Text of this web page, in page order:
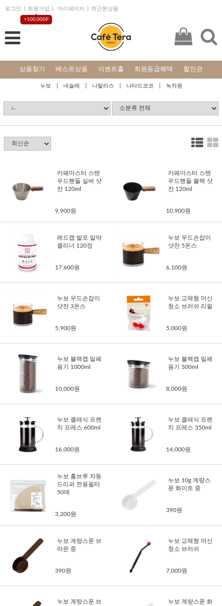
로그인 회원가입
+100,000P
마이페이지 최근본상품
상품찾기 베스트상품 이벤트홀 회원등급혜택 할인관
누보 네슬레 나탈리스 나타드코코 녹차원
카페마스터 스텐
우드핸들 실버 샷
잔 120ml
9,900원
카페마스터 스텐
우드핸들 블랙 샷
잔 120ml
10,900원
레드캡 발포 알약
클리너 120정
17,600원
누보 우드손잡이
샷잔 5온스
6,100원
누보 우드손잡이
샷잔 3온스
5,900원
누보 교체형 머신
청소 브러쉬 리필
5,000원
누보 블랙캡 밀폐
용기 1000ml
10,000원
누보 블랙캡 밀폐
용기 500ml
8,000원
누보 클래식 프렌
치 프레스 600ml
16,000원
누보 클래식 프렌
치 프레스 350ml
14,000원
누보 홈브루 자동
드리퍼 전용필터
50매
3,200원
누보 10g 계량스
푼 화이트 중
390원
누보 계량스푼 브
라운 중
390원
누보 교체형 머신
청소 브러쉬
7,000원
누보 계량스푼 브
누보 계량스푼 화